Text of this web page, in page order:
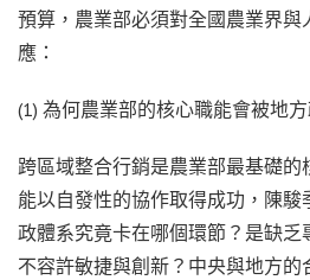
預算，農業部必須對全國農業界與
應：
(1) 為何農業部的核心職能會被地
跨區域整合行銷是農業部最基礎
能以自發性的協作取得成功，陳
政體系究竟卡在哪個環節？是缺乏
不容許敏捷與創新？中央與地方